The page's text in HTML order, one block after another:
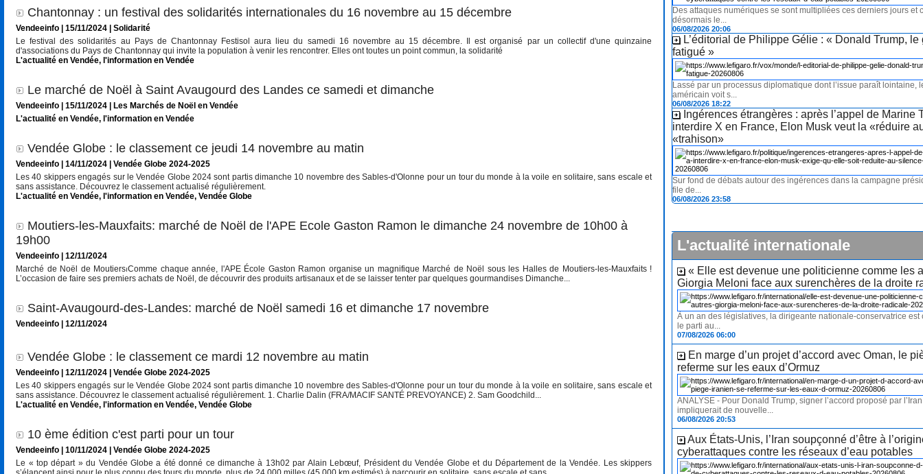
Chantonnay : un festival des solidarités internationales du 16 novembre au 15 décembre
Vendeeinfo | 15/11/2024 |Solidarité
Le festival des solidarités au Pays de Chantonnay Festisol aura lieu du samedi 16 novembre au 15 décembre. Il est organisé par un collectif d'une quinzaine
d'associations du Pays de Chantonnay qui invite la population à venir les rencontrer. Elles ont toutes un point commun, la solidarité
L'actualité en Vendée, l'information en Vendée
Le marché de Noël à Saint Avaugourd des Landes ce samedi et dimanche
Vendeeinfo | 15/11/2024
Les Marchés de Noël en Vendée
L'actualité en Vendée, l'information en Vendée
Vendée Globe : le classement ce jeudi 14 novembre au matin
Vendeeinfo | 14/11/2024 |Vendée Globe 2024-2025
Les 40 skippers engagés sur le Vendée Globe 2024 sont partis dimanche 10 novembre des Sables-d'Olonne pour un tour du monde à la voile en solitaire, sans escale et
sans assistance. Découvrez le classement actualisé régulièrement.
L'actualité en Vendée, l'information en Vendée,Vendée Globe
Moutiers-les-Mauxfaits: marché de Noël de l'APE Ecole Gaston Ramon le dimanche 24 novembre de 10h00 à
19h00
Vendeeinfo | 12/11/2024
Marché de Noël de Moutiers⏐Comme chaque année, l'APE École Gaston Ramon organise un magnifique Marché de Noël sous les Halles de Moutiers-les-Mauxfaits !
L’occasion de faire ses premiers achats de Noël, de découvrir des produits artisanaux et de se laisser tenter par quelques gourmandises Dimanche...
Saint-Avaugourd-des-Landes: marché de Noël samedi 16 et dimanche 17 novembre
Vendeeinfo | 12/11/2024
Vendée Globe : le classement ce mardi 12 novembre au matin
Vendeeinfo | 12/11/2024 |Vendée Globe 2024-2025
Les 40 skippers engagés sur le Vendée Globe 2024 sont partis dimanche 10 novembre des Sables-d'Olonne pour un tour du monde à la voile en solitaire, sans escale et
sans assistance. Découvrez le classement actualisé régulièrement. 1. Charlie Dalin (FRA/MACIF SANTÉ PREVOYANCE) 2. Sam Goodchild...
L'actualité en Vendée, l'information en Vendée,Vendée Globe
10 ème édition c'est parti pour un tour
Vendeeinfo | 10/11/2024 |Vendée Globe 2024-2025
Le « top départ » du Vendée Globe a été donné ce dimanche à 13h02 par Alain Lebœuf, Président du Vendée Globe et du Département de la Vendée. Les skippers
Des attaques numériques se sont multipliées ces derniers jours et
désormais le...
06/08/2026 20:06
L’éditorial de Philippe Gélie : « Donald Trump, le
fatigué »
Lassé par un processus diplomatique dont l’issue paraît lointaine,
américain voit s...
06/08/2026 18:22
Ingérences étrangères : après l’appel de Marine
interdire X en France, Elon Musk veut la «réduire
«trahison»
Sur fond de débats autour des ingérences dans la campagne
file de...
06/08/2026 23:58
L'actualité internationale
« Elle est devenue une politicienne comme les
Giorgia Meloni face aux surenchères de la droite
À un an des législatives, la dirigeante nationale-conservatrice est
le parti au...
07/08/2026 06:00
En marge d’un projet d’accord avec Oman, le
referme sur les eaux d’Ormuz
ANALYSE - Pour Donald Trump, signer l’accord proposé par
impliquerait de nouvelle...
06/08/2026 20:53
Aux États-Unis, l’Iran soupçonné d’être à
cyberattaques contre les réseaux d’eau potables